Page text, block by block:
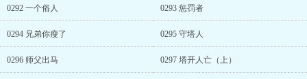
0292 一个俗人 0293 惩罚者
0294 兄弟你瘦了 0295 守塔人
0296 师父出马 0297 塔开人亡（上）